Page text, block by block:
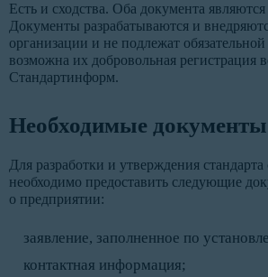
Есть и сходства. Оба документа
Документы разрабатываются и
организации и не подлежат
возможна их добровольная
Стандартинформ.
Необходимые документы
Для разработки и утверждения
необходимо предоставить следующие
о предприятии:
заявление, заполненное по
контактная информация;